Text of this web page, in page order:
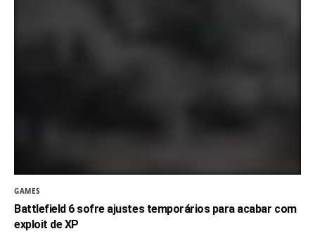
GAMES
Battlefield 6 sofre ajustes temporários para acabar com
exploit de XP